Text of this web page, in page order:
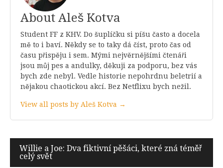
About Aleš Kotva
Student FF z KHV. Do šuplíčku si píšu často a docela
mě to i baví. Někdy se to taky dá číst, proto čas od
času přispěju i sem. Mými nejvěrnějšími čtenáři
jsou můj pes a andulky, děkuji za podporu, bez vás
bych zde nebyl. Vedle historie nepohrdnu beletrií a
nějakou chaotickou akcí. Bez Netflixu bych nežil.
View all posts by Aleš Kotva →
Navigace
pro
Willie a Joe: Dva fiktivní pěšáci, které zná téměř
celý svět